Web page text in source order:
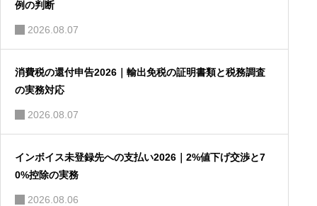
例の判断
2026.08.07
消費税の還付申告2026｜輸出免税の証明書類と税務調査
の実務対応
2026.08.07
インボイス未登録先への支払い2026｜2%値下げ交渉と7
0%控除の実務
2026.08.06